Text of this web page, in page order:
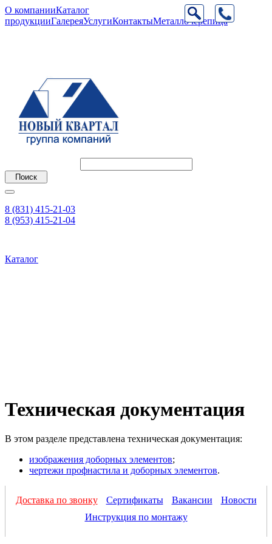
О компанииКаталог
продукцииГалереяУслугиКонтактыМеталлочерепица
8 (831) 415-21-03
8 (953) 415-21-04
Каталог
Техническая документация
В этом разделе представлена техническая документация:
изображения доборных элементов;
чертежи профнастила и доборных элементов.
Доставка по звонку Сертификаты Вакансии
Новости
Инструкция по монтажу